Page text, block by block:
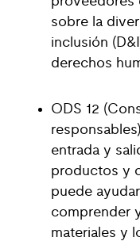
sobre la
inclusión
derechos
ODS 12
entrada y
productos y
puede
comprender
materiales y